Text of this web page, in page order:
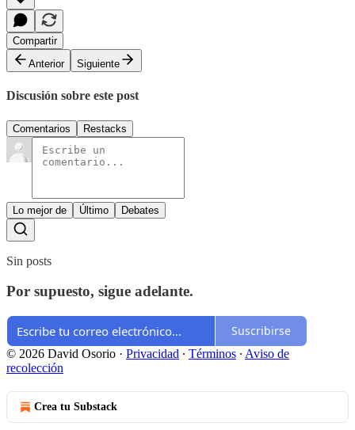
Compartir
Anterior
Siguiente
Discusión sobre este post
Comentarios Restacks
Lo mejor de Último Debates
Sin posts
Por supuesto, sigue adelante.
Suscribirse
© 2026 David Osorio · Privacidad ∙ Términos ∙ Aviso de
recolección
Crea tu Substack